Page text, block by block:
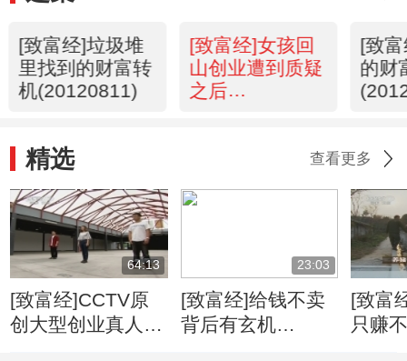
[致富经]垃圾堆
里找到的财富转
机(20120811)
[致富经]女孩回
山创业遭到质疑
之后
[致
的财
精选 查看更多
64:13
[致富经]CCTV原
创大型创业真人秀
23:03
[致富经]给钱不卖
背后有玄机
[致富
只赚